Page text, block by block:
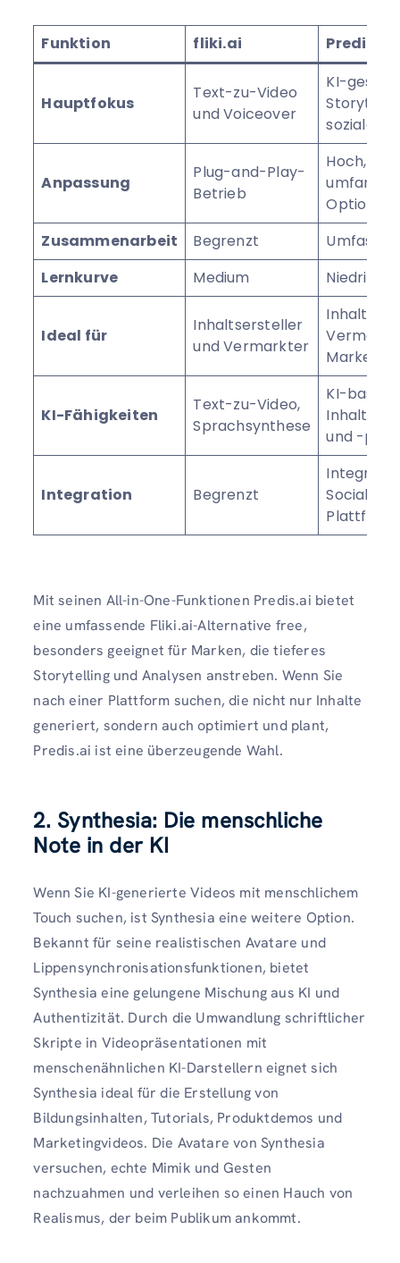
Funktion fliki.ai Predis.ai
Hauptfokus
Text-zu-Video
und Voiceover
KI-
soziale
Anpassung
Plug-and-Play-
Betrieb
Hoch, mit
Optionen
Zusammenarbeit
Begrenzt
Lernkurve
Medium Niedrig
Ideal für
Inhaltsersteller
und Vermarkter
Marken
KI-Fähigkeiten
Text-zu-Video,
Sprachsynthese
KI-
und -
Integration Begrenzt
Social-
Mit seinen All-in-One-Funktionen Predis.ai bietet
eine umfassende Fliki.ai-Alternative free,
besonders geeignet für Marken, die tieferes
Storytelling und Analysen anstreben. Wenn Sie
nach einer Plattform suchen, die nicht nur Inhalte
generiert, sondern auch optimiert und plant,
Predis.ai ist eine überzeugende Wahl.
2. Synthesia: Die menschliche
Note in der KI
Wenn Sie KI-generierte Videos mit menschlichem
Touch suchen, ist Synthesia eine weitere Option.
Bekannt für seine realistischen Avatare und
Lippensynchronisationsfunktionen, bietet
Synthesia eine gelungene Mischung aus KI und
Authentizität. Durch die Umwandlung schriftlicher
Skripte in Videopräsentationen mit
menschenähnlichen KI-Darstellern eignet sich
Synthesia ideal für die Erstellung von
Bildungsinhalten, Tutorials, Produktdemos und
Marketingvideos. Die Avatare von Synthesia
versuchen, echte Mimik und Gesten
nachzuahmen und verleihen so einen Hauch von
Realismus, der beim Publikum ankommt.